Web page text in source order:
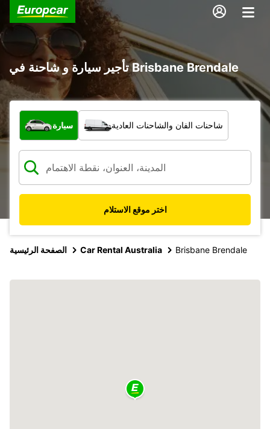
تأجير سيارة و شاحنة في Brisbane Brendale
ما نوع المركبة؟
سيارة شاحنات الفان والشاحنات العادية
اختر موقع الاستلام
الصفحة الرئيسية Car Rental Australia Brisbane Brendale